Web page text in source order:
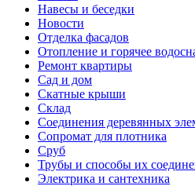
Навесы и беседки
Новости
Отделка фасадов
Отопление и горячее
Ремонт квартиры
Сад и дом
Скатные крыши
Склад
Соединения деревянных
Сопромат для плотника
Сруб
Трубы и способы их
Электрика и сантехника